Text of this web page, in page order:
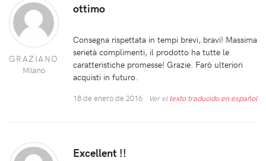
GRAZIANO
Milano
ottimo
Consegna rispettata in tempi brevi, bravi! Massima
serietà complimenti, il prodotto ha tutte le
caratteristiche promesse! Grazie. Farò ulteriori
acquisti in futuro.
18 de enero de 2016 Ver eltexto traducido en español
Excellent !!